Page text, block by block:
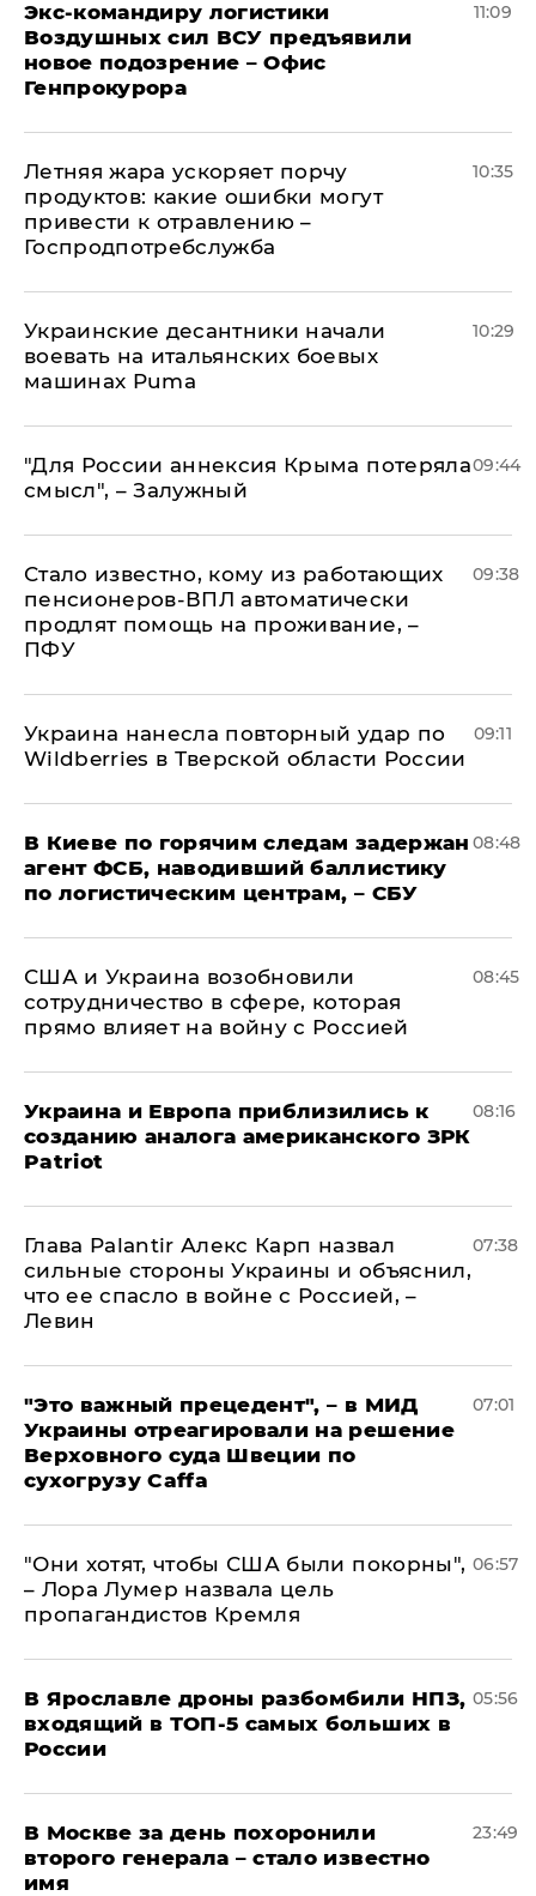
Экс-командиру логистики
Воздушных сил ВСУ предъявили
новое подозрение – Офис
Генпрокурора
11:09
Летняя жара ускоряет порчу
продуктов: какие ошибки могут
привести к отравлению –
Госпродпотребслужба
10:35
Украинские десантники начали
воевать на итальянских боевых
машинах Puma
10:29
"Для России аннексия Крыма потеряла
смысл", – Залужный
09:44
Стало известно, кому из работающих
пенсионеров-ВПЛ автоматически
продлят помощь на проживание, –
ПФУ
09:38
Украина нанесла повторный удар по
Wildberries в Тверской области России
09:11
В Киеве по горячим следам задержан
агент ФСБ, наводивший баллистику
по логистическим центрам, – СБУ
08:48
США и Украина возобновили
сотрудничество в сфере, которая
прямо влияет на войну с Россией
08:45
Украина и Европа приблизились к
созданию аналога американского ЗРК
Patriot
08:16
Глава Palantir Алекс Карп назвал
сильные стороны Украины и объяснил,
что ее спасло в войне с Россией, –
Левин
07:38
"Это важный прецедент", – в МИД
Украины отреагировали на решение
Верховного суда Швеции по
сухогрузу Caffa
07:01
"Они хотят, чтобы США были покорны",
– Лора Лумер назвала цель
пропагандистов Кремля
06:57
В Ярославле дроны разбомбили НПЗ,
входящий в ТОП-5 самых больших в
России
05:56
В Москве за день похоронили
второго генерала – стало известно
имя
23:49